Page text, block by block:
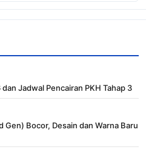
Jadwal Pencairan PKH Tahap 3
Bocor, Desain dan Warna Baru